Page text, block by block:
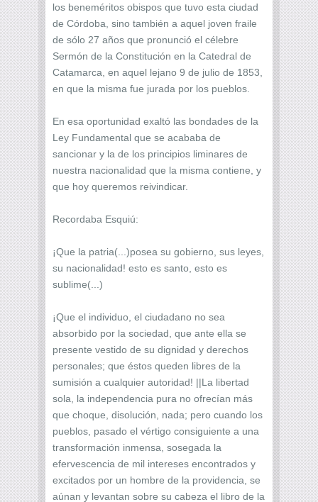
los beneméritos obispos que tuvo esta ciudad
de Córdoba, sino también a aquel joven fraile
de sólo 27 años que pronunció el célebre
Sermón de la Constitución en la Catedral de
Catamarca, en aquel lejano 9 de julio de 1853,
en que la misma fue jurada por los pueblos.
En esa oportunidad exaltó las bondades de la
Ley Fundamental que se acababa de
sancionar y la de los principios liminares de
nuestra nacionalidad que la misma contiene, y
que hoy queremos reivindicar.
Recordaba Esquiú:
¡Que la patria(...)posea su gobierno, sus leyes,
su nacionalidad! esto es santo, esto es
sublime(...)
¡Que el individuo, el ciudadano no sea
absorbido por la sociedad, que ante ella se
presente vestido de su dignidad y derechos
personales; que éstos queden libres de la
sumisión a cualquier autoridad! ||La libertad
sola, la independencia pura no ofrecían más
que choque, disolución, nada; pero cuando los
pueblos, pasado el vértigo consiguiente a una
transformación inmensa, sosegada la
efervescencia de mil intereses encontrados y
excitados por un hombre de la providencia, se
aúnan y levantan sobre su cabeza el libro de la